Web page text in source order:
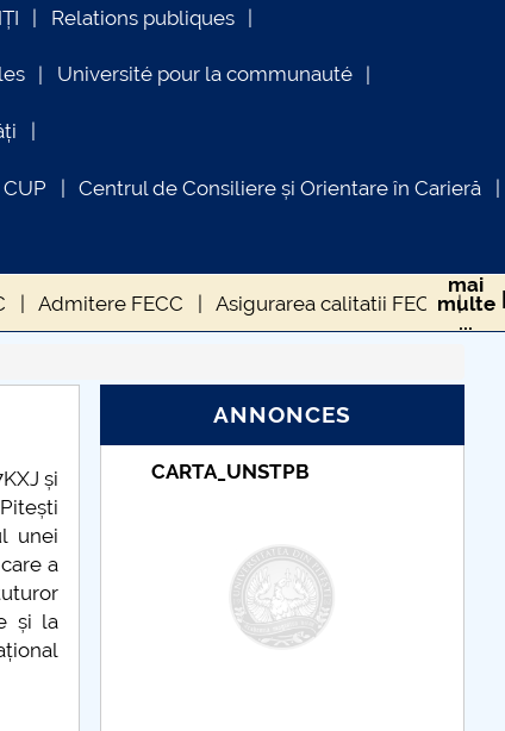
Relations publiques
Université pour la communauté
Centrul de Consiliere și Orientare în Carieră
Admitere FECC Asigurarea calitatii FECC
mai
multe
...
și
unei
a
și la
ANNONCES
Taxe de școlarizare